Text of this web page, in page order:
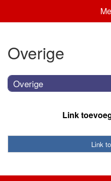
Overige
Overige
Link
Link